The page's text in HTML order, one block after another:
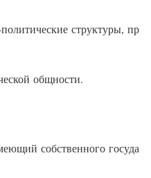
структуры, пр
общности.
собственного госуда